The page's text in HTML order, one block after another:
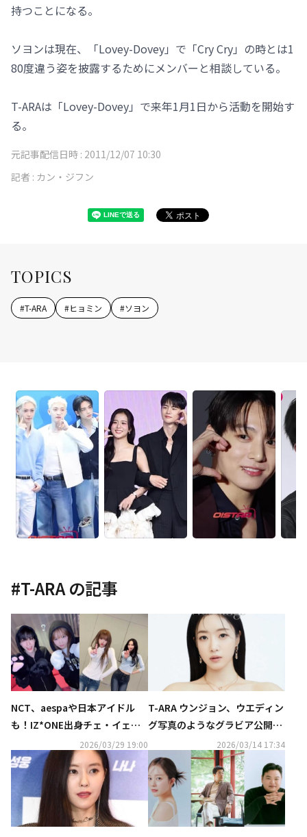
持つことになる。
ソヨンは現在、「Lovey-Dovey」で「Cry Cry」の時とは1
80度違う姿を披露するためにメンバーと相談している。
T-ARAは「Lovey-Dovey」で来年1月1日から活動を開始す
る。
元記事配信日時 : 2011/12/07 10:30
記者 : カン・ジフン
TOPICS
#T-ARA #ヒョミン #ソヨン
#T-ARAの記事
NCT、aespaや日本アイドル
も！IZ*ONE出身チェ・イェナ
の新曲「キャッチ キャッチ」ダ
ンスがバズリ中
2026/03/29 19:00
T-ARA ウンジョン、ウエディン
グ写真のようなグラビア公開！
優雅な魅力を披露2026/03/14 17:34